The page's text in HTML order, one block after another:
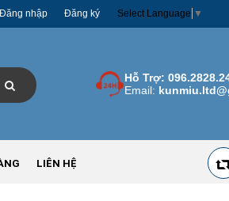
Đăng nhập Đăng ký Select Language ▼
Hỗ Trợ:
Email:
LIÊN HỆ